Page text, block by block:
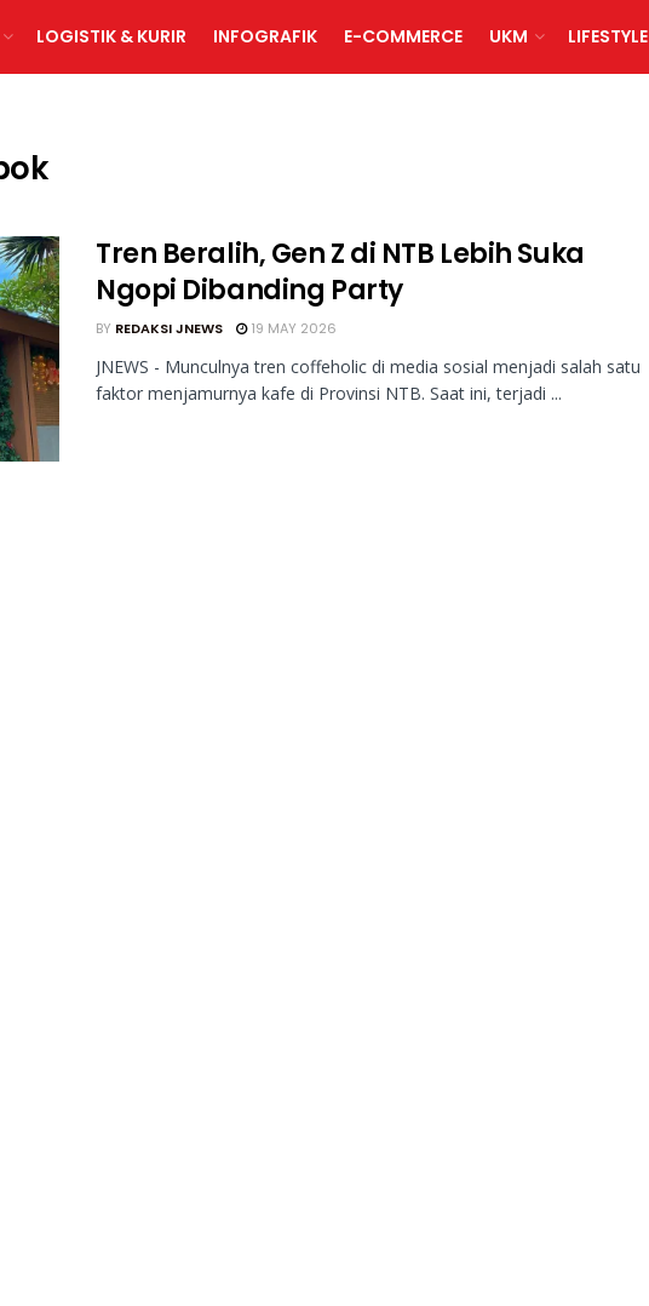
LOGISTIK & KURIR INFOGRAFIK E-COMMERCE UKM LIFESTYLE
Tren Beralih, Gen Z di NTB Lebih Suka
Ngopi Dibanding Party
BY REDAKSI JNEWS 19 MAY 2026
JNEWS - Munculnya tren coffeholic di media sosial menjadi salah satu
faktor menjamurnya kafe di Provinsi NTB. Saat ini, terjadi ...